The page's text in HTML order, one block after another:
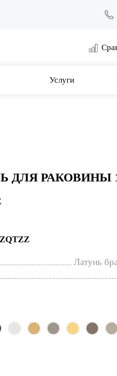
Услуги
ДЛЯ РАКОВИНЫ
Латунь